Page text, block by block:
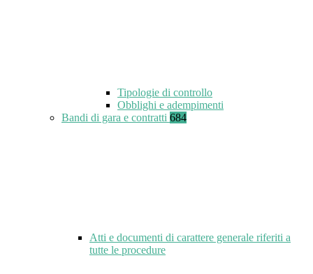
Tipologie di controllo
Obblighi e adempimenti
Bandi di gara e contratti 684
Atti e documenti di carattere generale riferiti a
tutte le procedure